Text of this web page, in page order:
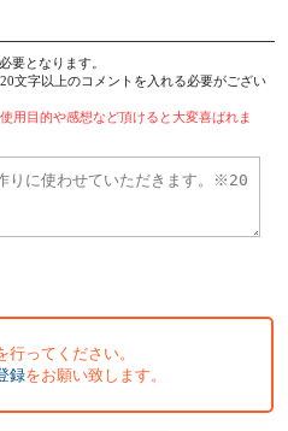
要となります。
文字以上のコメントを入れる必要がござい
用目的や感想など頂けると大変喜ばれま
行ってください。
録をお願い致します。